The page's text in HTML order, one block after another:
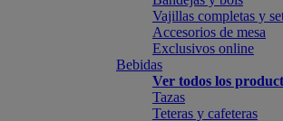
Vajillas completas y
Accesorios de mesa
Exclusivos online
Bebidas
Ver todos los
Tazas
Teteras y cafeteras